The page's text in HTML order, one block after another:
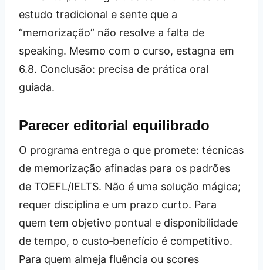
estudo tradicional e sente que a
“memorização” não resolve a falta de
speaking. Mesmo com o curso, estagna em
6.8. Conclusão: precisa de prática oral
guiada.
Parecer editorial equilibrado
O programa entrega o que promete: técnicas
de memorização afinadas para os padrões
de TOEFL/IELTS. Não é uma solução mágica;
requer disciplina e um prazo curto. Para
quem tem objetivo pontual e disponibilidade
de tempo, o custo‑benefício é competitivo.
Para quem almeja fluência ou scores